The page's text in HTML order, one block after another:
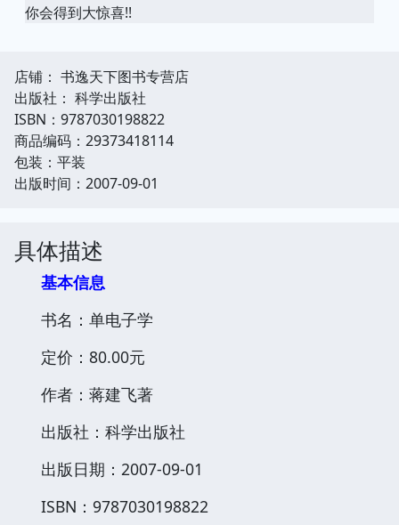
你会得到大惊喜!!
店铺： 书逸天下图书专营店
出版社： 科学出版社
ISBN：9787030198822
商品编码：29373418114
包装：平装
出版时间：2007-09-01
具体描述
基本信息
书名：单电子学
定价：80.00元
作者：蒋建飞著
出版社：科学出版社
出版日期：2007-09-01
ISBN：9787030198822